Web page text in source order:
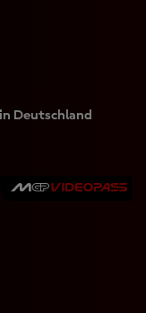
Deutschland